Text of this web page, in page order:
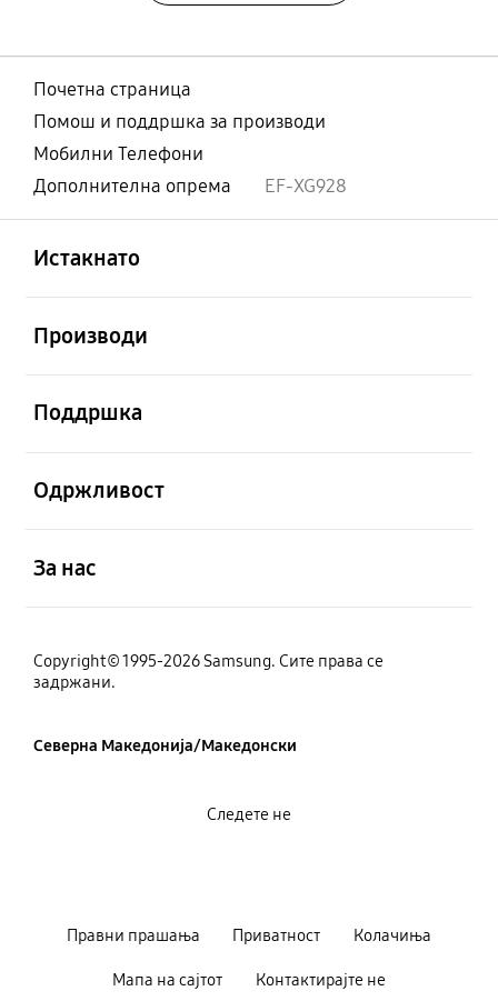
Почетна страница
Помош и поддршка за производи
Мобилни Телефони
Дополнителна опрема
EF-XG928
Истакнато
Производи
Поддршка
Одржливост
За нас
Copyright© 1995-2026 Samsung. Сите права се
задржани.
Северна Македонија/Македонски
Правни прашања Приватност Колачиња
Мапа на сајтот Контактирајте не
Следете не